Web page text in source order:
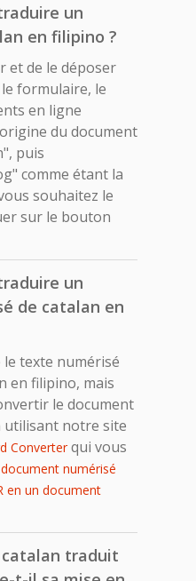
un
en filipino ?
et de le déposer
formulaire, le
en ligne
du document
puis
comme étant la
souhaitez le
sur le bouton
un
de catalan en
texte numérisé
en filipino, mais
le document
utilisant notre site
Converterqui vous
numérisé
en un document
catalan traduit